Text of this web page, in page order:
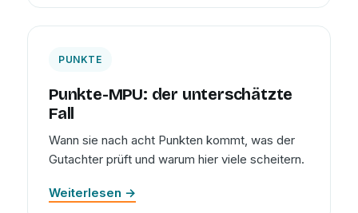
PUNKTE
Punkte-MPU: der unterschätzte
Fall
Wann sie nach acht Punkten kommt, was der
Gutachter prüft und warum hier viele scheitern.
Weiterlesen →